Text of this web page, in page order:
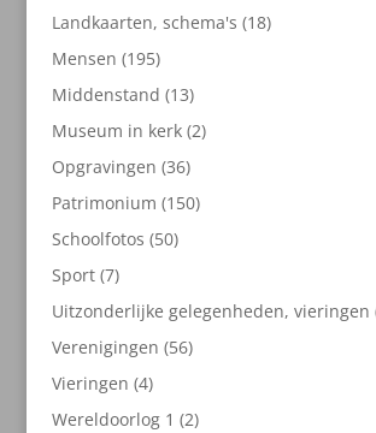
producten
Landkaarten, schema's 1818
Mensen 195195
producten
Middenstand 1313
producten
Museum in kerk 22
Opgravingen 3636
producten
Patrimonium 150150
Schoolfotos 5050
Sport 77
producten
Uitzonderlijke gelegenheden, vieringen
Verenigingen 5656
Vieringen 44
producten
Wereldoorlog 1 22